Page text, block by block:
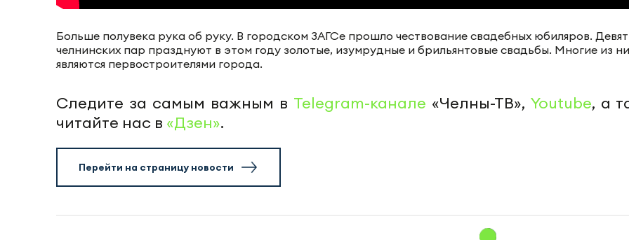
Больше полувека рука об руку. В городском ЗАГСе прошло чествование свадебных юбиляров.
челнинских пар празднуют в этом году золотые, изумрудные и брильянтовые свадьбы. Многие из
являются первостроителями города.
Следите за самым важным в Telegram-канале «Челны-ТВ», Youtube, а
читайте нас в «Дзен».
Перейти на страницу новости